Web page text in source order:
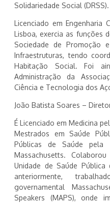
Solidariedade Social (DRSS).
Licenciado em Engenharia
Lisboa, exercia as funções
Sociedade de Promoção
Infraestruturas, tendo
Habitação Social. Foi
Administração da
Ciência e Tecnologia dos
João Batista Soares –
É Licenciado em Medicina
Mestrados em Saúde
Públicas de Saúde pela
Massachusetts.
Unidade de Saúde
anteriormente,
governamental
Speakers (MAPS), onde